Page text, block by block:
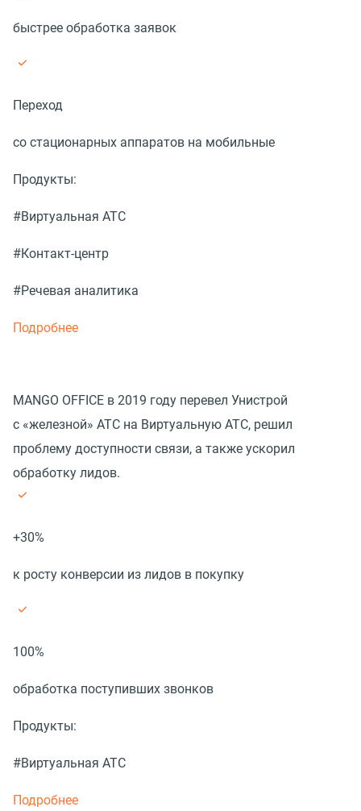
быстрее обработка заявок
Переход
со стационарных аппаратов на мобильные
Продукты:
#Виртуальная АТС
#Контакт-центр
#Речевая аналитика
Подробнее
MANGO OFFICE в 2019 году перевел Унистрой
с «железной» АТС на Виртуальную АТС, решил
проблему доступности связи, а также ускорил
обработку лидов.
+30%
к росту конверсии из лидов в покупку
100%
обработка поступивших звонков
Продукты:
#Виртуальная АТС
Подробнее